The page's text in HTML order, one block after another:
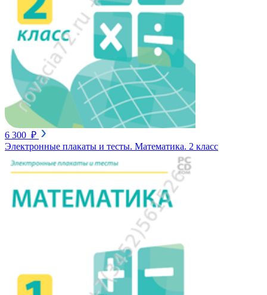
6 300 ₽
Электронные плакаты и тесты. Математика. 2 класс